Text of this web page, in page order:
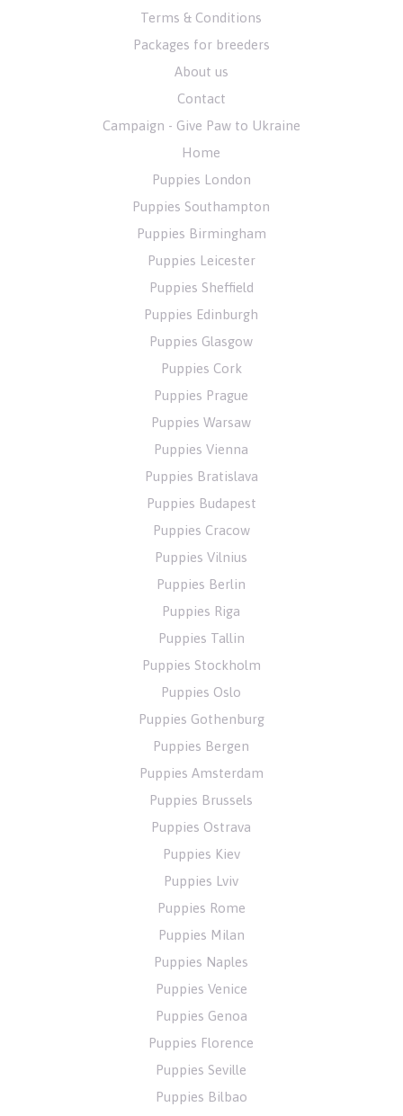
Terms & Conditions
Packages for breeders
About us
Contact
Campaign - Give Paw to Ukraine
Home
Puppies London
Puppies Southampton
Puppies Birmingham
Puppies Leicester
Puppies Sheffield
Puppies Edinburgh
Puppies Glasgow
Puppies Cork
Puppies Prague
Puppies Warsaw
Puppies Vienna
Puppies Bratislava
Puppies Budapest
Puppies Cracow
Puppies Vilnius
Puppies Berlin
Puppies Riga
Puppies Tallin
Puppies Stockholm
Puppies Oslo
Puppies Gothenburg
Puppies Bergen
Puppies Amsterdam
Puppies Brussels
Puppies Ostrava
Puppies Kiev
Puppies Lviv
Puppies Rome
Puppies Milan
Puppies Naples
Puppies Venice
Puppies Genoa
Puppies Florence
Puppies Seville
Puppies Bilbao